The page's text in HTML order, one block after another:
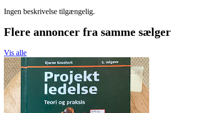
Ingen beskrivelse tilgængelig.
Flere annoncer fra samme sælger
Vis alle